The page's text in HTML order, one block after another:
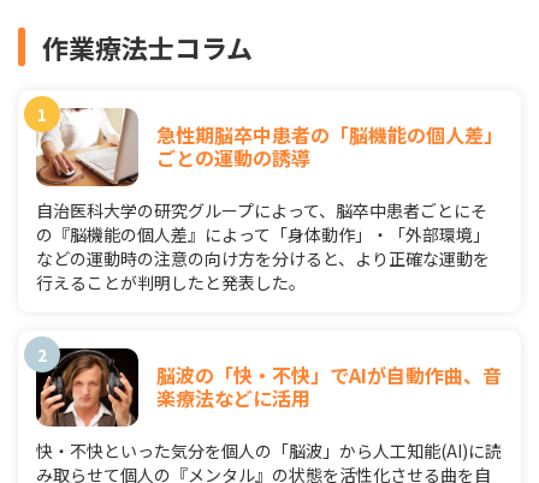
作業療法士コラム
急性期脳卒中患者の「脳機能の個人差」
ごとの運動の誘導
自治医科大学の研究グループによって、脳卒中患者ごとにそ
の『脳機能の個人差』によって「身体動作」・「外部環境」
などの運動時の注意の向け方を分けると、より正確な運動を
行えることが判明したと発表した。
脳波の「快・不快」でAIが自動作曲、音
楽療法などに活用
快・不快といった気分を個人の「脳波」から人工知能(AI)に読
み取らせて個人の『メンタル』の状態を活性化させる曲を自